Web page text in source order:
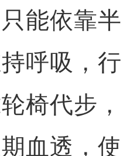
能依靠半
呼吸，行
椅代步，
血透，使